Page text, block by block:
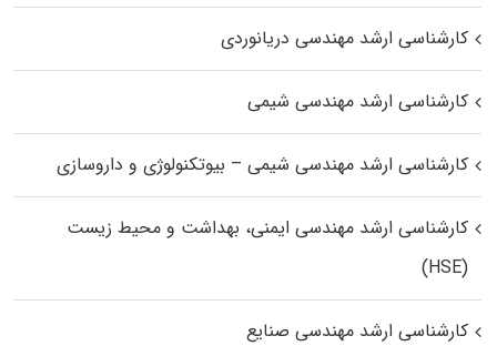
کارشناسی ارشد مهندسی دریانوردی
کارشناسی ارشد مهندسی شیمی
کارشناسی ارشد مهندسی شیمی – بیوتکنولوژی و داروسازی
کارشناسی ارشد مهندسی ایمنی، بهداشت و محیط زیست
(HSE)
کارشناسی ارشد مهندسی صنایع